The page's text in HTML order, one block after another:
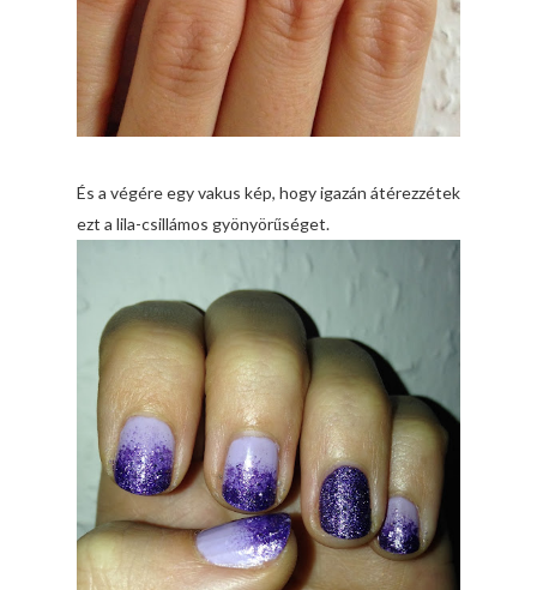
És a végére egy vakus kép, hogy igazán átérezzétek
ezt a lila-csillámos gyönyörűséget.